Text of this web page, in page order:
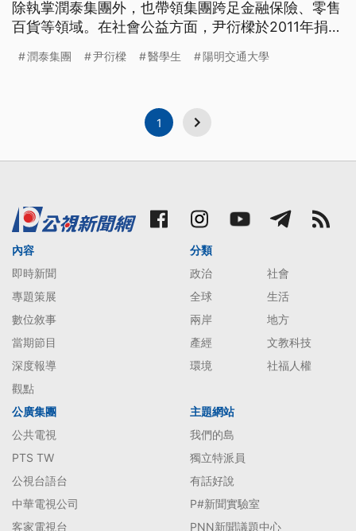
除執掌潤泰集團外，也帶領集團跨足金融保險、零售
百貨等領域。在社會公益方面，尹衍樑於2011年捐出
立有「東方諾貝爾獎」之稱的唐獎，表彰在生技醫
潤泰集團 尹衍樑 醫學生 陽明交通大學
1
內容
即時新聞
專題策展
數位敘事
當期節目
深度報導
觀點
分類
政治
社會
全球
生活
兩岸
地方
產經
文教科技
環境
社福人權
公廣集團
公共電視
PTS TW
公視台語台
中華電視公司
客家電視台
主題網站
我們的島
獨立特派員
有話好說
P#新聞實驗室
PNN新聞議題中心